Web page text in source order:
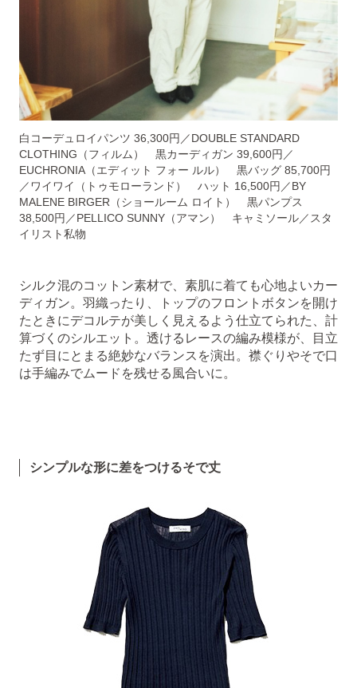
白コーデュロイパンツ 36,300円／DOUBLE STANDARD
CLOTHING（フィルム） 黒カーディガン 39,600円／
EUCHRONIA（エディット フォー ルル） 黒バッグ 85,700円
／ワイワイ（トゥモローランド） ハット 16,500円／BY
MALENE BIRGER（ショールーム ロイト） 黒パンプス
38,500円／PELLICO SUNNY（アマン） キャミソール／スタ
イリスト私物
シルク混のコットン素材で、素肌に着ても心地よいカー
ディガン。羽織ったり、トップのフロントボタンを開け
たときにデコルテが美しく見えるよう仕立てられた、計
算づくのシルエット。透けるレースの編み模様が、目立
たず目にとまる絶妙なバランスを演出。襟ぐりやそで口
は手編みでムードを残せる風合いに。
シンプルな形に差をつけるそで丈